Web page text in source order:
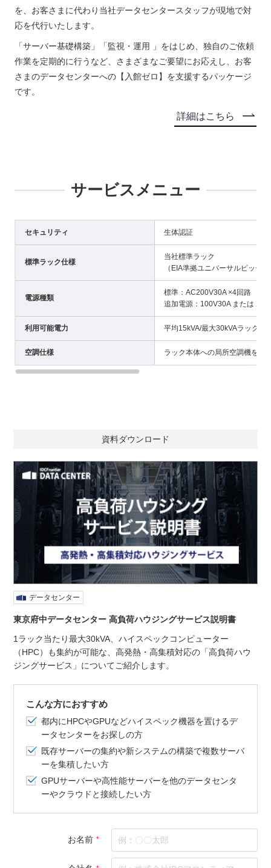
を、お客さまに代わり当社データセンタースタッフが現地で対
応を代行いたします。
「サーバー基礎構築」「監視・運用 」をはじめ、独自のご依頼
作業を定期的に行うなど、さまざまなご要望にお応えし、お客
さまのデータセンターへの【入館ゼロ】を支援するパッケージ
です。
詳細はこちら
サービスメニュー
セキュリティ 生体認証
標準ラック仕様
当社標準ラック
（EIA準拠ユニバーサルピッチ
電源種類
標準：AC200V30A ×4回路
追加電源：100V30A または
利用可能電力 平均15kVA/最大30kVAラック
空調仕様 ラック本体への局所空調機を設